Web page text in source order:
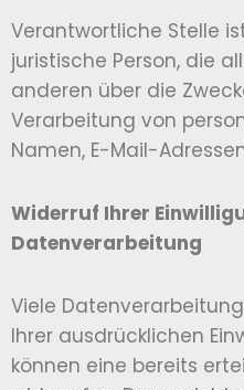
Verantwortliche Stelle
juristische Person, die
anderen über die
Verarbeitung von
Namen, E-Mail-
Widerruf Ihrer
Datenverarbeitung
Viele
Ihrer ausdrücklichen
können eine bereits